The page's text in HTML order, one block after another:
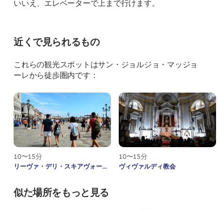
いいえ、エレベーターで上まで行けます。
近くで見られるもの
これらの観光スポットはサン・ジョルジョ・マッジョ
ーレから徒歩圏内です：
10〜15分
リーヴァ・デリ・スキアヴォーニ
10〜15分
ヴィヴァルディ教会
似た場所をもっと見る